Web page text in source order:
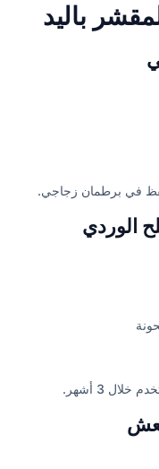
باليد
في برطمان زجاجي.
3 أشهر.